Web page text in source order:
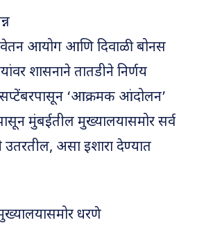
वेतन आयोग आणि दिवाळी बोनस
शासनाने तातडीने निर्णय
सप्टेंबरपासून ‘आक्रमक आंदोलन’
मुंबईतील मुख्यालयासमोर सर्व
उतरतील, असा इशारा देण्यात
धरणे